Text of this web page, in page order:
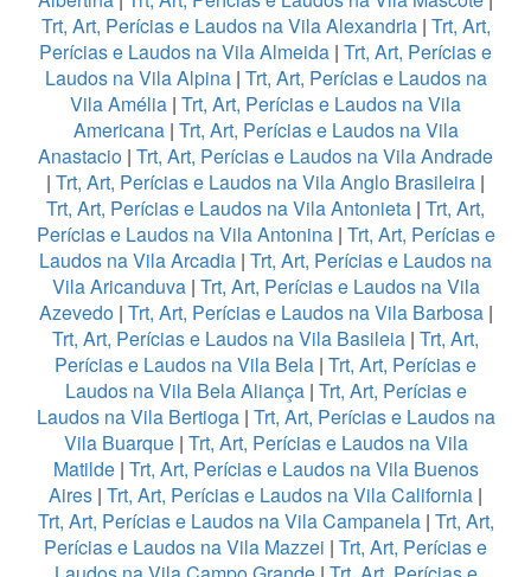
Trt, Art, Perícias e Laudos na Vila Alexandria| Trt, Art,
Perícias e Laudos na Vila Almeida | Trt, Art, Perícias e
Laudos na Vila Alpina | Trt, Art, Perícias e Laudos na
Vila Amélia | Trt, Art, Perícias e Laudos na Vila
Americana| Trt, Art, Perícias e Laudos na Vila
Anastacio | Trt, Art, Perícias e Laudos na Vila Andrade
| Trt, Art, Perícias e Laudos na Vila Anglo Brasileira |
Trt, Art, Perícias e Laudos na Vila Antonieta | Trt, Art,
Perícias e Laudos na Vila Antonina| Trt, Art, Perícias e
Laudos na Vila Arcadia | Trt, Art, Perícias e Laudos na
Vila Aricanduva| Trt, Art, Perícias e Laudos na Vila
Azevedo| Trt, Art, Perícias e Laudos na Vila Barbosa|
Trt, Art, Perícias e Laudos na Vila Basileia | Trt, Art,
Perícias e Laudos na Vila Bela | Trt, Art, Perícias e
Laudos na Vila Bela Aliança| Trt, Art, Perícias e
Laudos na Vila Bertioga| Trt, Art, Perícias e Laudos na
Vila Buarque| Trt, Art, Perícias e Laudos na Vila
Matilde| Trt, Art, Perícias e Laudos na Vila Buenos
Aires | Trt, Art, Perícias e Laudos na Vila California |
Trt, Art, Perícias e Laudos na Vila Campanela| Trt, Art,
Perícias e Laudos na Vila Mazzei | Trt, Art, Perícias e